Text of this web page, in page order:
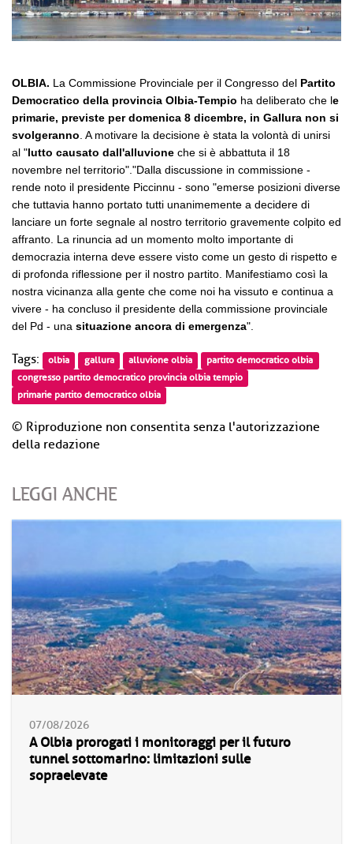
OLBIA. La Commissione Provinciale per il Congresso del Partito
Democratico della provincia Olbia-Tempio ha deliberato che le
primarie, previste per domenica 8 dicembre, in Gallura non si
svolgeranno . A motivare la decisione è stata la volontà di unirsi
al "lutto causato dall'alluvione che si è abbattuta il 18
novembre nel territorio"."Dalla discussione in commissione -
rende noto il presidente Piccinnu - sono "emerse posizioni diverse
che tuttavia hanno portato tutti unanimemente a decidere di
lanciare un forte segnale al nostro territorio gravemente colpito ed
affranto. La rinuncia ad un momento molto importante di
democrazia interna deve essere visto come un gesto di rispetto e
di profonda riflessione per il nostro partito. Manifestiamo così la
nostra vicinanza alla gente che come noi ha vissuto e continua a
vivere - ha concluso il presidente della commissione provinciale
del Pd - una situazione ancora di emergenza".
Tags: olbia gallura alluvione olbia
partito democratico olbia
congresso partito democratico provincia olbia tempio
primarie partito democratico olbia
© Riproduzione non consentita senza l'autorizzazione
della redazione
LEGGI ANCHE
07/08/2026
A Olbia prorogati i monitoraggi per il futuro
tunnel sottomarino: limitazioni sulle
sopraelevate